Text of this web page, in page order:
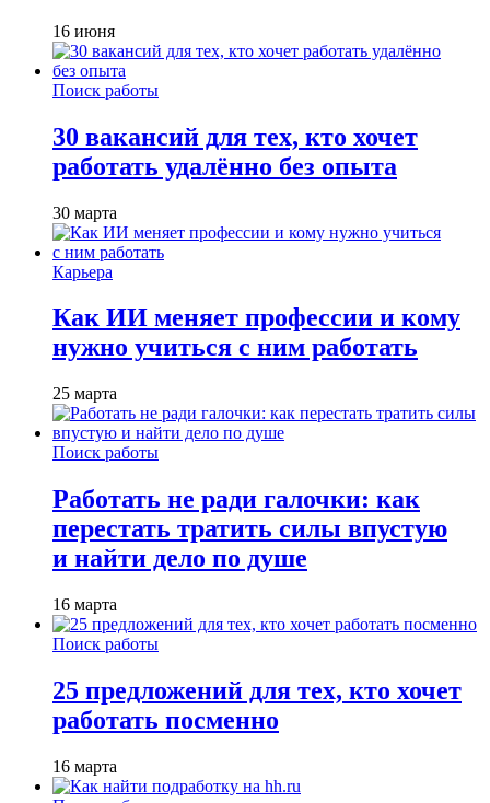
16 июня
Поиск работы
30 вакансий для тех, кто хочет
работать удалённо без опыта
30 марта
Карьера
Как ИИ меняет профессии и кому
нужно учиться с ним работать
25 марта
Поиск работы
Работать не ради галочки: как
перестать тратить силы впустую
и найти дело по душе
16 марта
Поиск работы
25 предложений для тех, кто хочет
работать посменно
16 марта